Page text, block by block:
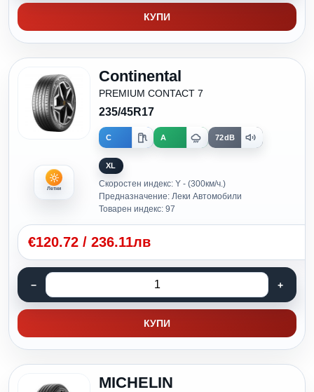
КУПИ
Летни
Continental
PREMIUM CONTACT 7
235/45R17
C A 72dB
XL
Скоростен индекс: Y - (300км/ч.)
Предназначение: Леки Автомобили
Товарен индекс: 97
€120.72 / 236.11лв
КУПИ
MICHELIN